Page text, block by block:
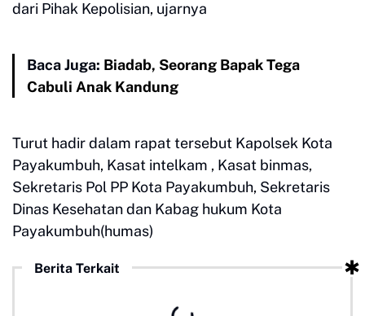
dari Pihak Kepolisian, ujarnya
Baca Juga: Biadab, Seorang Bapak Tega
Cabuli Anak Kandung
Turut hadir dalam rapat tersebut Kapolsek Kota
Payakumbuh, Kasat intelkam , Kasat binmas,
Sekretaris Pol PP Kota Payakumbuh, Sekretaris
Dinas Kesehatan dan Kabag hukum Kota
Payakumbuh(humas)
Berita Terkait